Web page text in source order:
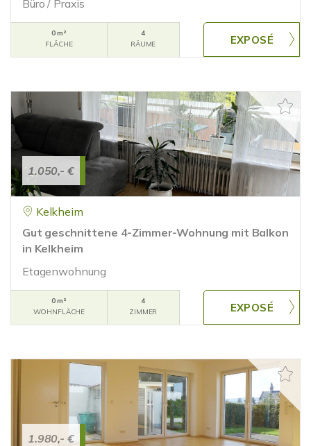
Büro / Praxis
0 m²
FLÄCHE
4
RÄUME
1.050,- €
Kelkheim
Gut geschnittene 4-Zimmer-Wohnung mit Balkon
in Kelkheim
Etagenwohnung
0 m²
WOHNFLÄCHE
4
ZIMMER
1.980,- €